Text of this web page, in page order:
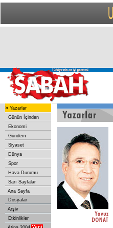
» Yazarlar
Günün İçinden
Ekonomi
Gündem
Siyaset
Dünya
Spor
Hava Durumu
Sarı Sayfalar
Ana Sayfa
Dosyalar
Arşiv
Etkinlikler